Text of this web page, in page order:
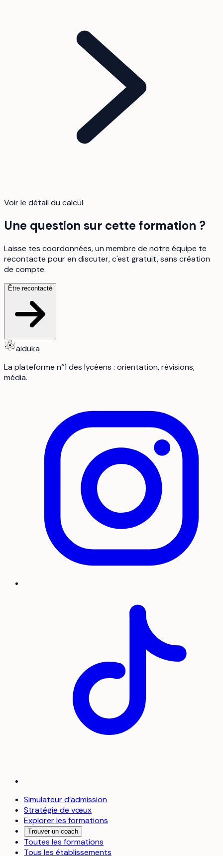
Voir le détail du calcul
Une question sur cette formation ?
Laisse tes coordonnées, un membre de notre équipe te
recontacte pour en discuter, c'est gratuit, sans création
de compte.
Être recontacté
aiduka
La plateforme n°1 des lycéens : orientation, révisions,
média.
Simulateur d’admission
Stratégie de vœux
Explorer les formations
Trouver un coach
Toutes les formations
Tous les établissements